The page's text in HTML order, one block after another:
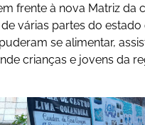
frente à nova Matriz da
várias partes do
se alimentar,
crianças e jovens da